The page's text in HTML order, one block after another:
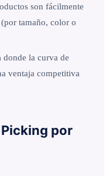
son fácilmente
tamaño, color o
donde la curva de
ventaja competitiva
por